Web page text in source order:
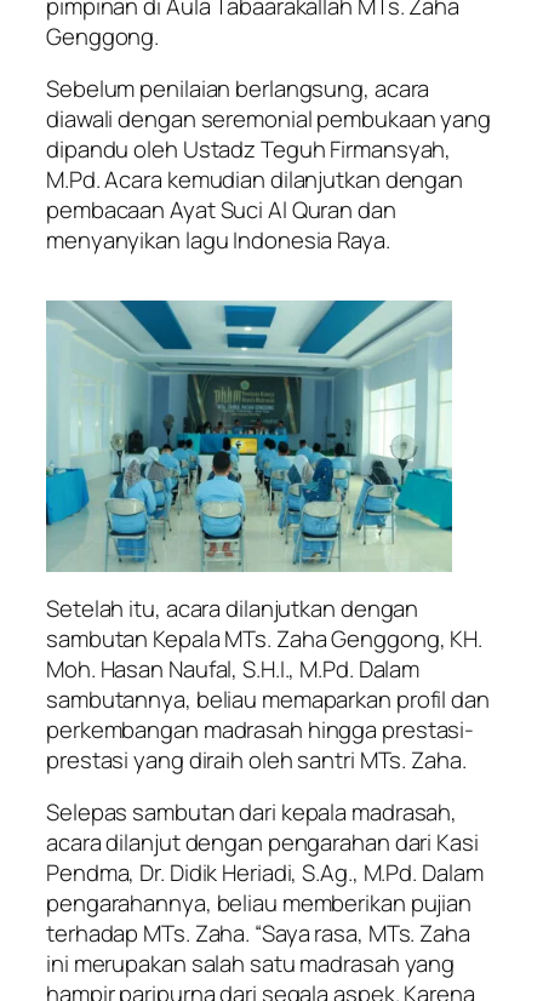
Genggong.
Sebelum penilaian berlangsung, acara
diawali dengan seremonial pembukaan yang
dipandu oleh Ustadz Teguh Firmansyah,
M.Pd. Acara kemudian dilanjutkan dengan
pembacaan Ayat Suci Al Quran dan
menyanyikan lagu Indonesia Raya.
Setelah itu, acara dilanjutkan dengan
sambutan Kepala MTs. Zaha Genggong, KH.
Moh. Hasan Naufal, S.H.I., M.Pd. Dalam
sambutannya, beliau memaparkan profil dan
perkembangan madrasah hingga prestasi-
prestasi yang diraih oleh santri MTs. Zaha.
Selepas sambutan dari kepala madrasah,
acara dilanjut dengan pengarahan dari Kasi
Pendma, Dr. Didik Heriadi, S.Ag., M.Pd. Dalam
pengarahannya, beliau memberikan pujian
terhadap MTs. Zaha. “Saya rasa, MTs. Zaha
ini merupakan salah satu madrasah yang
hampir paripurna dari segala aspek. Karena